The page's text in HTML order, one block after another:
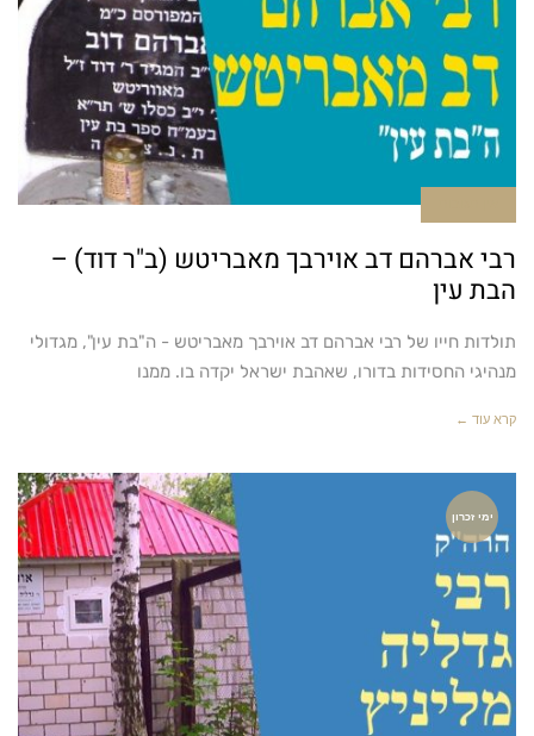
רבי אברהם דב אוירבך מאבריטש (ב"ר דוד) –
הבת עין
תולדות חייו של רבי אברהם דב אוירבך מאבריטש - ה"בת עין", מגדולי
מנהיגי החסידות בדורו, שאהבת ישראל יקדה בו. ממנו
קרא עוד ←
ימי זכרון